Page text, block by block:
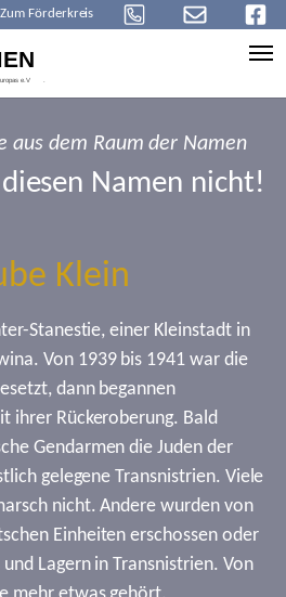
Zum Förderkreis
aus dem Raum der Namen
diesen Namen nicht!
Klein
Stanestie, einer Kleinstadt in
Von 1939 bis 1941 war die
dann begannen
ihrer Rückeroberung. Bald
Gendarmen die Juden der
gelegene Transnistrien. Viele
nicht. Andere wurden von
Einheiten erschossen oder
Lagern in Transnistrien. Von